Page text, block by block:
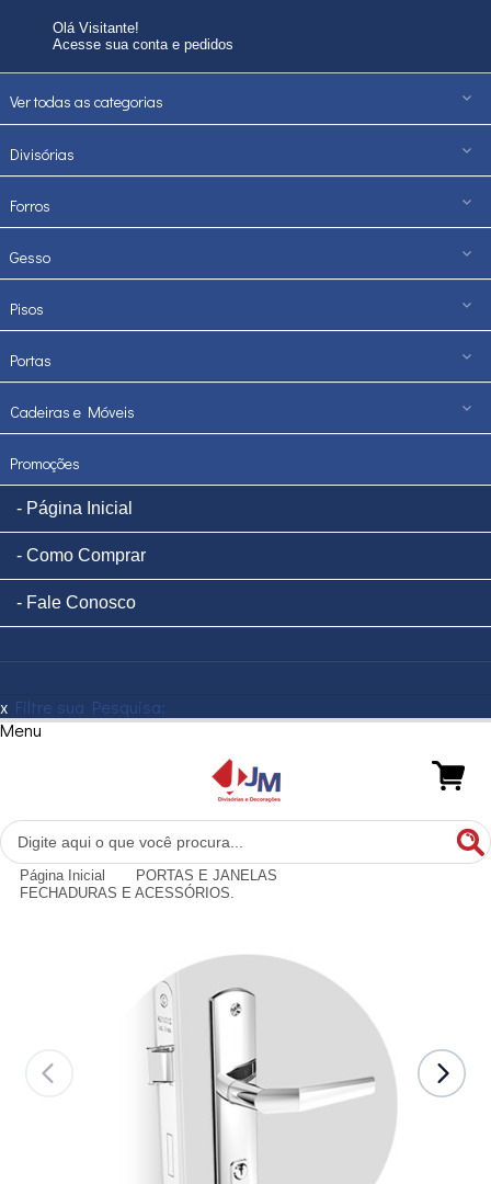
Olá Visitante!
Acesse sua conta e pedidos
Ver todas as categorias
Divisórias
Forros
Gesso
Pisos
Portas
Cadeiras e Móveis
Promoções
Página Inicial
Como Comprar
Fale Conosco
x Filtre sua Pesquisa:
Menu
Página Inicial
PORTAS E JANELAS
FECHADURAS E ACESSÓRIOS.